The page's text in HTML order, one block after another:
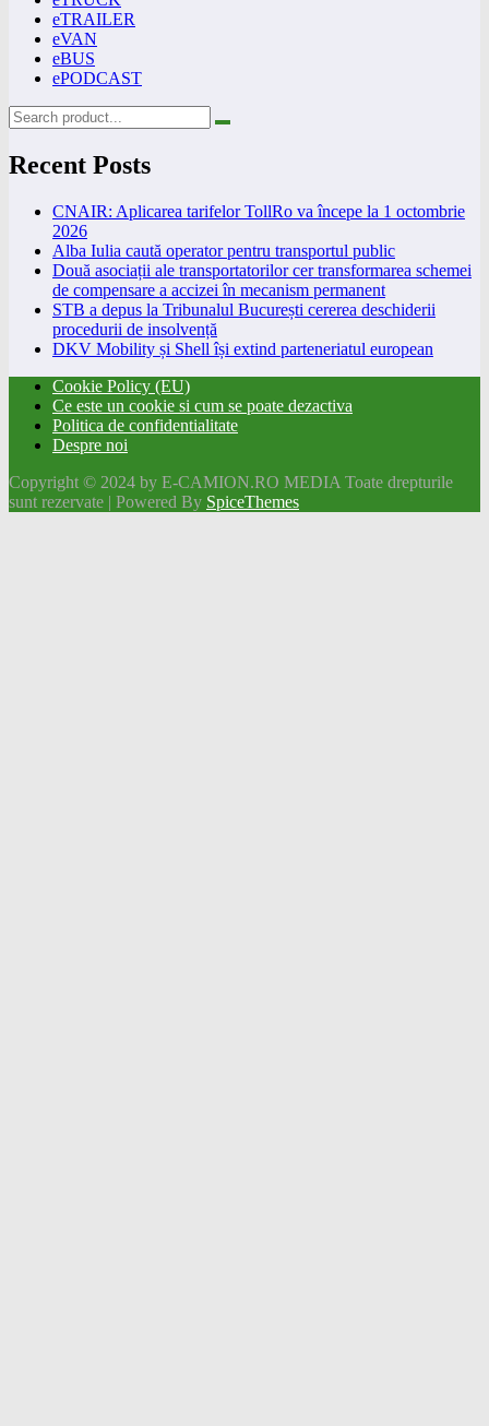
eTRAILER
eVAN
eBUS
ePODCAST
Recent Posts
CNAIR: Aplicarea tarifelor TollRo va începe la 1 octombrie
2026
Alba Iulia caută operator pentru transportul public
Două asociații ale transportatorilor cer transformarea schemei
de compensare a accizei în mecanism permanent
STB a depus la Tribunalul București cererea deschiderii
procedurii de insolvență
DKV Mobility și Shell își extind parteneriatul european
Cookie Policy (EU)
Ce este un cookie si cum se poate dezactiva
Politica de confidentialitate
Despre noi
Copyright © 2024 by E-CAMION.RO MEDIA Toate drepturile
sunt rezervate | Powered By SpiceThemes